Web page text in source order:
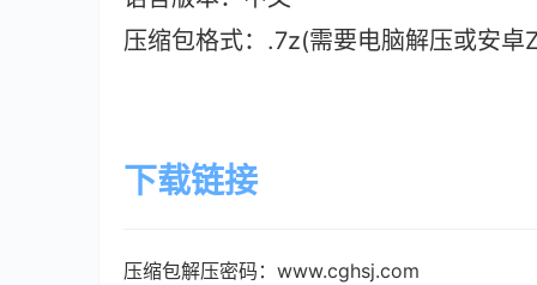
压缩包格式：.7z(需要电脑解压或安
下载链接
压缩包解压密码：www.cghsj.com